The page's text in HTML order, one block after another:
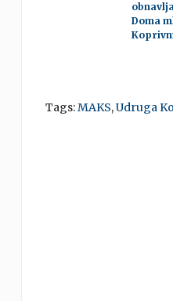
Doma
Tags:MAKS,Udruga